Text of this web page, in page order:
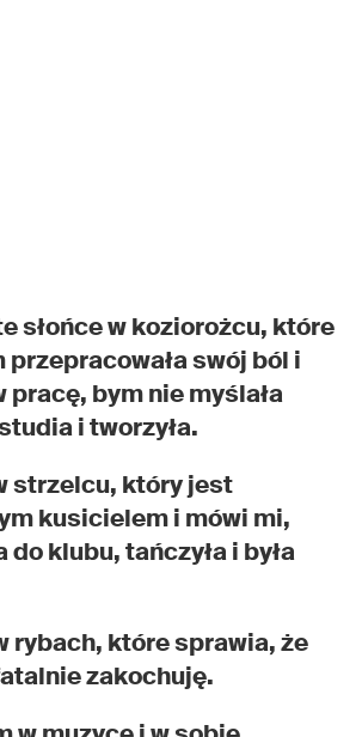
słońce w koziorożcu, które
przepracowała swój ból i
pracę, bym nie myślała
i tworzyła.
strzelcu, który jest
kusicielem i mówi mi,
do klubu, tańczyła i była
rybach, które sprawia, że
zakochuję.